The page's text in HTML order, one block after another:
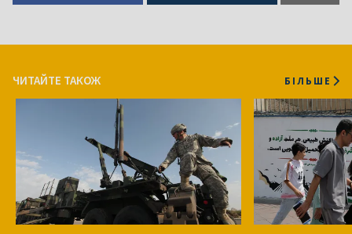
ЧИТАЙТЕ ТАКОЖ БІЛЬШЕ